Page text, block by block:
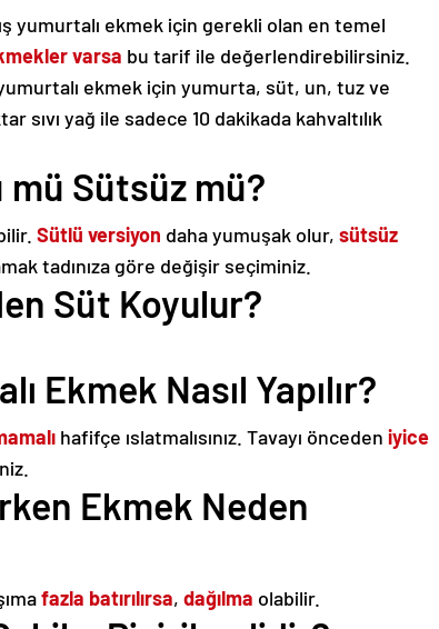
yumurtalı ekmek için gerekli olan en temel
varsa bu tarif ile değerlendirebilirsiniz.
ekmek için yumurta, süt, un, tuz ve
sıvı yağ ile sadece 10 dakikada kahvaltılık
mü Sütsüz mü?
Sütlü versiyon daha yumuşak olur, sütsüz
tadınıza göre değişir seçiminiz.
Süt Koyulur?
Ekmek Nasıl Yapılır?
hafifçe ıslatmalısınız. Tavayı önceden iyice
Ekmek Neden
fazla batırılırsa, dağılma olabilir.